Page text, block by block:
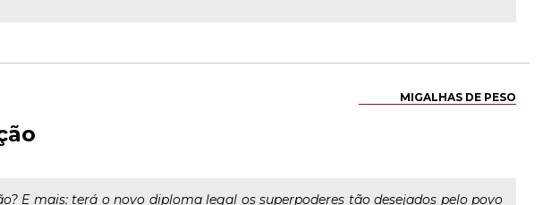
MIGALHAS DE PESO
E mais: terá o novo diploma legal os superpoderes tão desejados pelo povo